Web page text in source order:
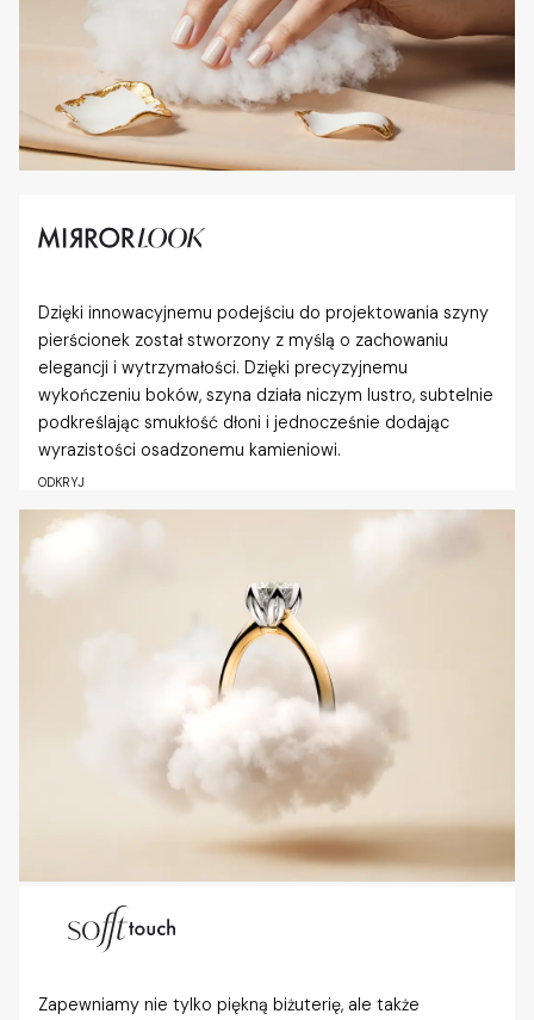
Dzięki innowacyjnemu podejściu do projektowania szyny
pierścionek został stworzony z myślą o zachowaniu
elegancji i wytrzymałości. Dzięki precyzyjnemu
wykończeniu boków, szyna działa niczym lustro, subtelnie
podkreślając smukłość dłoni i jednocześnie dodając
wyrazistości osadzonemu kamieniowi.
ODKRYJ
Zapewniamy nie tylko piękną biżuterię, ale także